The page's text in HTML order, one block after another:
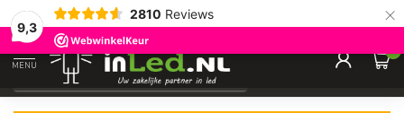
9,3
2810 Reviews ×
Gegarandeerde delaagste prijs
MENU
0